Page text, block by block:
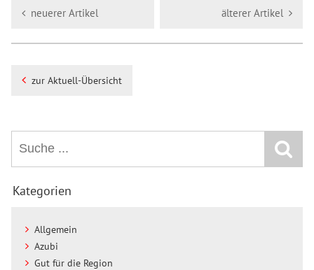
neuerer Artikel älterer Artikel
zur Aktuell-Übersicht
Kategorien
Allgemein
Azubi
Gut für die Region